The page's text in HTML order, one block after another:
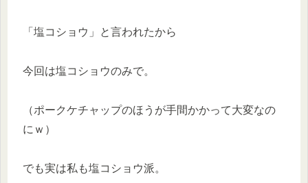
「塩コショウ」と言われたから
今回は塩コショウのみで。
（ポークケチャップのほうが手間かかって大変なの
にｗ）
でも実は私も塩コショウ派。